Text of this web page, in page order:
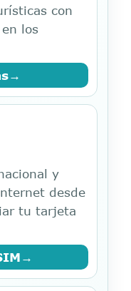
con
los
→
y
desde
tu tarjeta
→